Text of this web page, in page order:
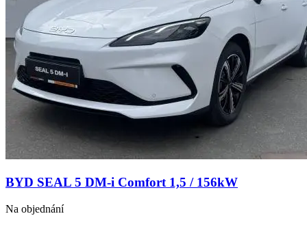
BYD SEAL 5 DM-i Comfort 1,5 / 156kW
Na objednání